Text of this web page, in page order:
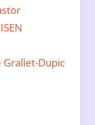
Grallet-Dupic